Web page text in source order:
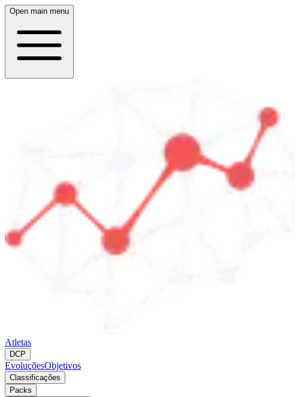
Open main menu
Atletas
DCP
EvoluçõesObjetivos
Classificações
Packs